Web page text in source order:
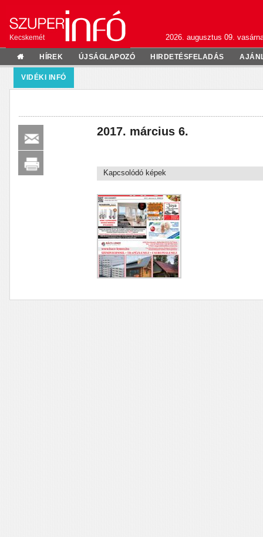
Kecskemét 2026. augusztus 09.
HÍREK ÚJSÁGLAPOZÓ HIRDETÉSFELADÁS
VIDÉKI INFÓ
2017. március 6.
Kapcsolódó képek